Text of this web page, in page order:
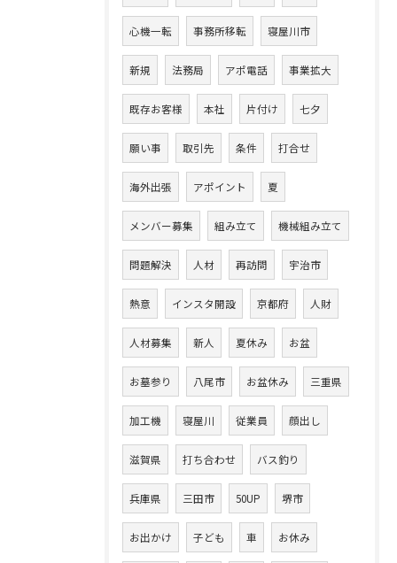
心機一転 事務所移転 寝屋川市
新規 法務局 アポ電話 事業拡大
既存お客様 本社 片付け 七夕
願い事 取引先 条件 打合せ
海外出張 アポイント 夏
メンバー募集 組み立て 機械組み立て
問題解決 人材 再訪問 宇治市
熱意 インスタ開設 京都府 人財
人材募集 新人 夏休み お盆
お墓参り 八尾市 お盆休み 三重県
加工機 寝屋川 従業員 顔出し
滋賀県 打ち合わせ バス釣り
兵庫県 三田市 50UP 堺市
お出かけ 子ども 車 お休み